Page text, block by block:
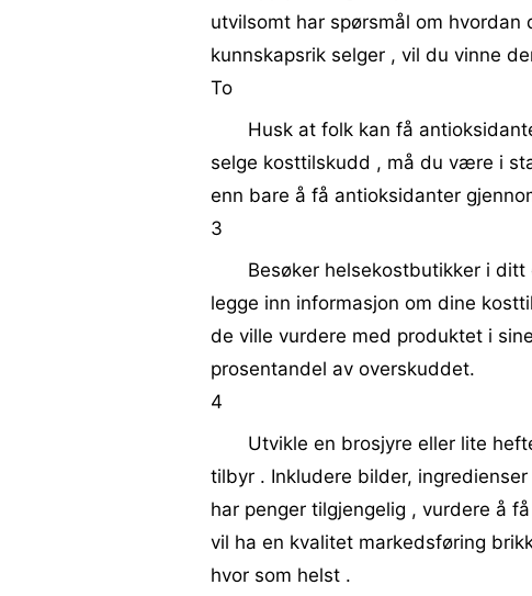
utvilsomt har spørsmål om
kunnskapsrik selger , vil du vinne
To
Husk at folk kan få
selge kosttilskudd , må du være i
enn bare å få antioksidanter
3
Besøker helsekostbutikker i
legge inn informasjon om dine
de ville vurdere med produktet i
prosentandel av overskuddet.
4
Utvikle en brosjyre eller lite
tilbyr . Inkludere bilder,
har penger tilgjengelig , vurdere å
vil ha en kvalitet markedsføring
hvor som helst .